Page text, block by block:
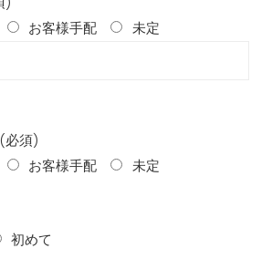
お客様手配 未定
必須)
お客様手配 未定
初めて